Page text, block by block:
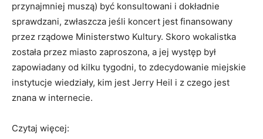
przynajmniej muszą) być konsultowani i dokładnie
sprawdzani, zwłaszcza jeśli koncert jest finansowany
przez rządowe Ministerstwo Kultury. Skoro wokalistka
została przez miasto zaproszona, a jej występ był
zapowiadany od kilku tygodni, to zdecydowanie miejskie
instytucje wiedziały, kim jest Jerry Heil i z czego jest
znana w internecie.
Czytaj więcej: